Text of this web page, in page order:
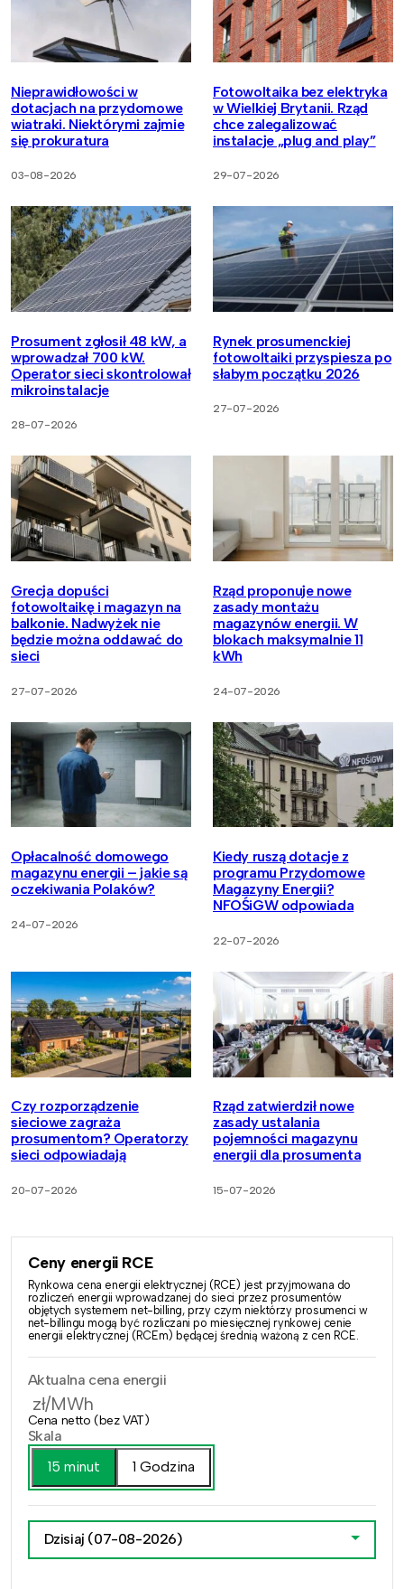
Nieprawidłowości w
dotacjach na przydomowe
wiatraki. Niektórymi zajmie
się prokuratura
03-08-2026
Fotowoltaika bez elektryka
w Wielkiej Brytanii. Rząd
chce zalegalizować
instalacje „plug and play”
29-07-2026
Prosument zgłosił 48 kW, a
wprowadzał 700 kW.
Operator sieci skontrolował
mikroinstalacje
28-07-2026
Rynek prosumenckiej
fotowoltaiki przyspiesza po
słabym początku 2026
27-07-2026
Grecja dopuści
fotowoltaikę i magazyn na
balkonie. Nadwyżek nie
będzie można oddawać do
sieci
27-07-2026
Rząd proponuje nowe
zasady montażu
magazynów energii. W
blokach maksymalnie 11
kWh
24-07-2026
Opłacalność domowego
magazynu energii – jakie są
oczekiwania Polaków?
24-07-2026
Kiedy ruszą dotacje z
programu Przydomowe
Magazyny Energii?
NFOŚiGW odpowiada
22-07-2026
Czy rozporządzenie
sieciowe zagraża
prosumentom? Operatorzy
sieci odpowiadają
20-07-2026
Rząd zatwierdził nowe
zasady ustalania
pojemności magazynu
energii dla prosumenta
15-07-2026
Ceny energii RCE
Rynkowa cena energii elektrycznej (RCE) jest przyjmowana do
rozliczeń energii wprowadzanej do sieci przez prosumentów
objętych systemem net-billing, przy czym niektórzy prosumenci w
net-billingu mogą być rozliczani po miesięcznej rynkowej cenie
energii elektrycznej (RCEm) będącej średnią ważoną z cen RCE.
Aktualna cena energii
zł/MWh
Cena netto (bez VAT)
Skala
15 minut
1 Godzina
Dzisiaj (07-08-2026)